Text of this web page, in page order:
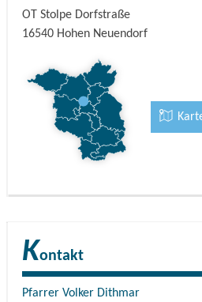
eine weitere wurde im Zweiten
Zwecke benötigt und abgebaut.
Die Orgel auf der Empore wurde
fertiggestellt.
Der Dachstuhl wurde von 1972 -
- 2004 statt.
Neben den Gemeinde-
Stolpe heutzutage vor allem für
Abendmusiken bekannt.
OT Stolpe Dorfstraße
16540 Hohen Neuendorf
Kontakt
Pfarrer Volker Dithmar